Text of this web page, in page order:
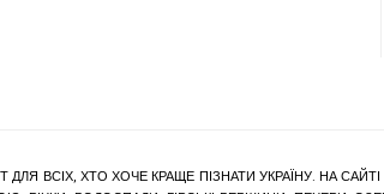
ДЛЯ ВСІХ, ХТО ХОЧЕ КРАЩЕ ПІЗНАТИ УКРАЇНУ. НА